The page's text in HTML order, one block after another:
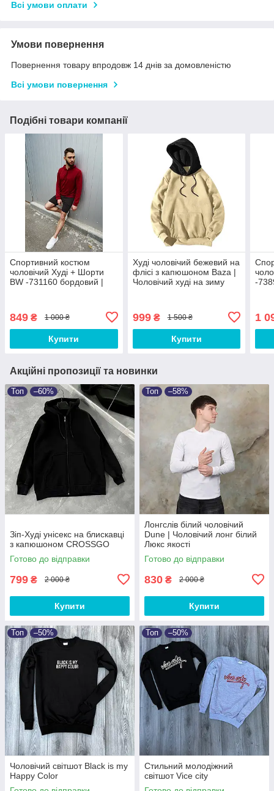
Всі умови оплати
Умови повернення
Повернення товару впродовж 14 днів за домовленістю
Всі умови повернення
Подібні товари компанії
Спортивний костюм
чоловічий Худі + Шорти
BW -731160 бордовий |
849 ₴ 1 000 ₴
Купити
Худі чоловічий бежевий на
флісі з капюшоном Baza |
Чоловічий худі на зиму
999₴ 1 500 ₴
Купити
-
1
Акційні пропозиції та новинки
Топ –60%
Зіп-Худі унісекс на блискавці
з капюшоном CROSSGO
Готово до відправки
799 ₴ 2 000 ₴
Купити
Топ –58%
Лонгслів білий чоловічий
Dune | Чоловічий лонг білий
Люкс якості
Готово до відправки
830 ₴ 2 000 ₴
Купити
Топ –50%
Чоловічий світшот Black is my
Happy Color
Топ –50%
Стильний молодіжний
світшот Vice city